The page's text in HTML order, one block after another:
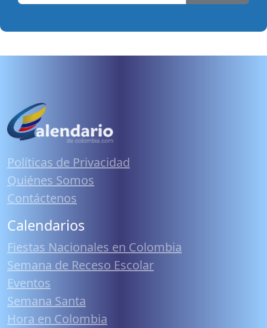
Políticas de Privacidad
Quiénes Somos
Contáctenos
Calendarios
Fiestas Nacionales en Colombia
Semana de Receso Escolar
Eventos
Semana Santa
Hora en Colombia